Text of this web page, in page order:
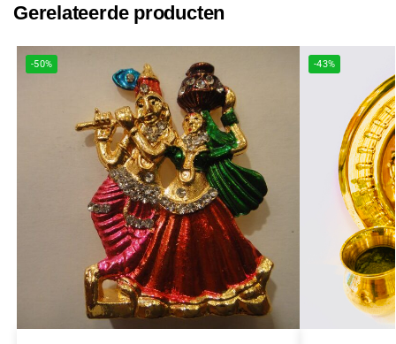
Gerelateerde producten
-50% -43%